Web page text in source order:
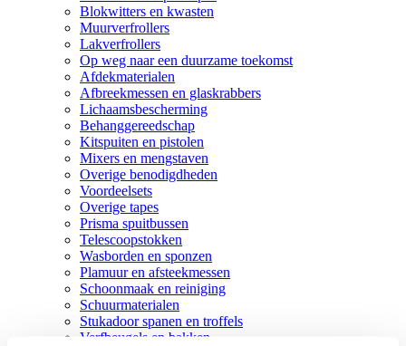
Blokwitters en kwasten
Muurverfrollers
Lakverfrollers
Op weg naar een duurzame toekomst
Afdekmaterialen
Afbreekmessen en glaskrabbers
Lichaamsbescherming
Behanggereedschap
Kitspuiten en pistolen
Mixers en mengstaven
Overige benodigdheden
Voordeelsets
Overige tapes
Prisma spuitbussen
Telescoopstokken
Wasborden en sponzen
Plamuur en afsteekmessen
Schoonmaak en reiniging
Schuurmaterialen
Stukadoor spanen en troffels
Verfbeugels en bakken